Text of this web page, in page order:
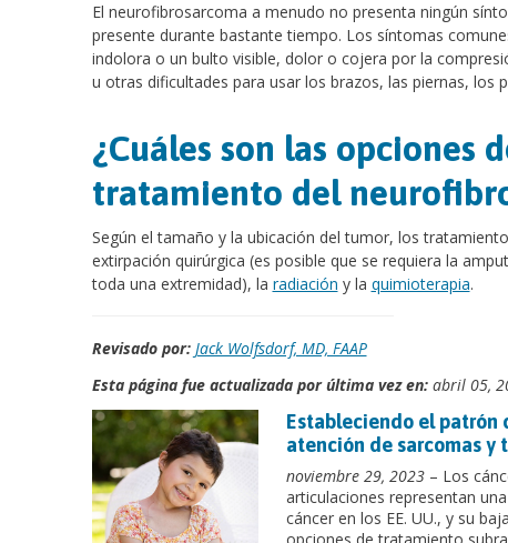
El neurofibrosarcoma a menudo no presenta ningún
presente durante bastante tiempo. Los síntomas
indolora o un bulto visible, dolor o cojera por la
u otras dificultades para usar los brazos, las piernas, los
¿Cuáles son las opciones
tratamiento del
Según el tamaño y la ubicación del tumor, los
extirpación quirúrgica (es posible que se requiera la
toda una extremidad), la radiación y la quimioterapia.
Revisado por: Jack Wolfsdorf, MD, FAAP
Esta página fue actualizada por última vez en:abril 05,
Estableciendo el patrón
atención de sarcomas y
noviembre 29, 2023– Los
articulaciones representan
cáncer en los EE. UU., y su